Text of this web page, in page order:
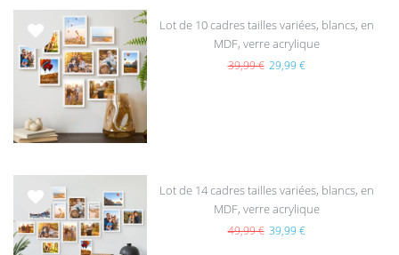
List
e de
sou
Lot de 10 cadres tailles variées, blancs, en
MDF, verre acrylique
39,99 € 29,99 €
List
e de
sou
Lot de 14 cadres tailles variées, blancs, en
MDF, verre acrylique
49,99 € 39,99 €